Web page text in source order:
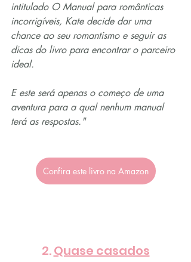
intitulado O Manual para românticas
incorrigíveis, Kate decide dar uma
chance ao seu romantismo e seguir as
dicas do livro para encontrar o parceiro
ideal.
E este será apenas o começo de uma
aventura para a qual nenhum manual
terá as respostas."
Confira este livro na Amazon
2. Quase casados